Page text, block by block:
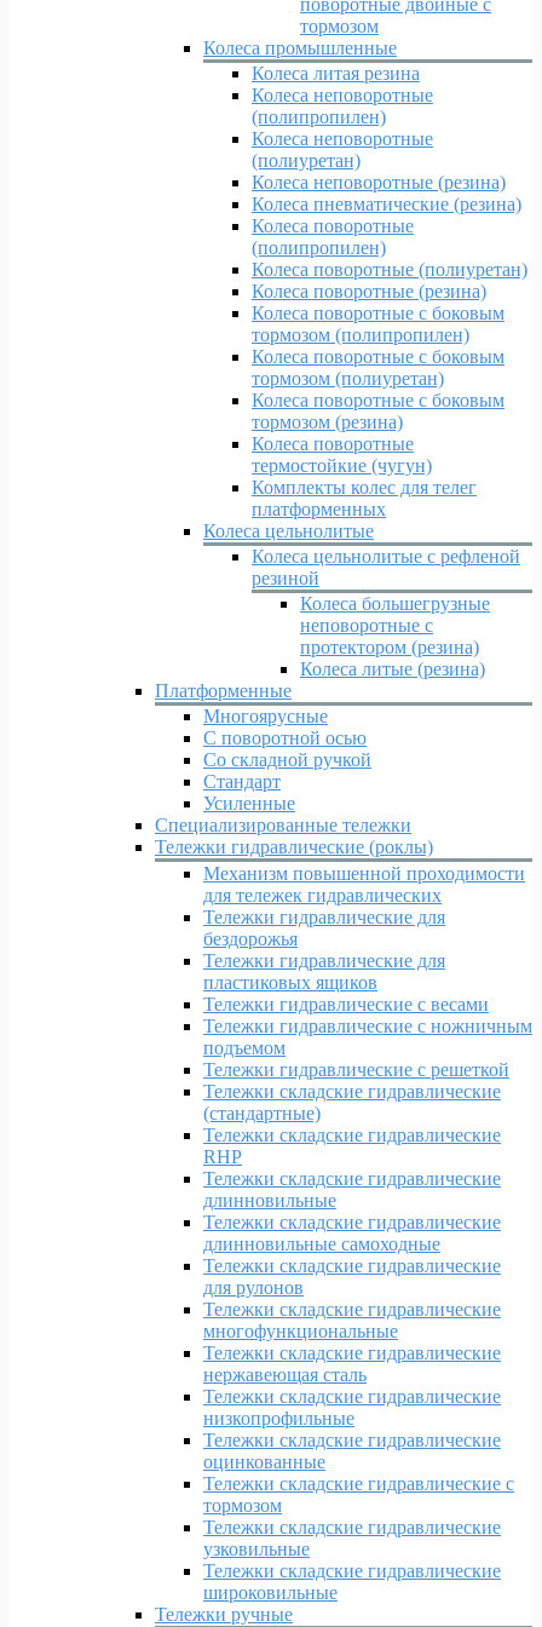
тормозом
Колеса промышленные
Колеса литая резина
Колеса неповоротные
(полипропилен)
Колеса неповоротные
(полиуретан)
Колеса неповоротные (резина)
Колеса пневматические (резина)
Колеса поворотные
(полипропилен)
Колеса поворотные (полиуретан)
Колеса поворотные (резина)
Колеса поворотные c боковым
тормозом (полипропилен)
Колеса поворотные c боковым
тормозом (полиуретан)
Колеса поворотные c боковым
тормозом (резина)
Колеса поворотные
термостойкие (чугун)
Комплекты колес для телег
платформенных
Колеса цельнолитые
Колеса цельнолитые с рефленой
резиной
Колеса большегрузные
неповоротные с
протектором (резина)
Колеса литые (резина)
Платформенные
Многоярусные
С поворотной осью
Со складной ручкой
Стандарт
Усиленные
Специализированные тележки
Тележки гидравлические (роклы)
Механизм повышенной проходимости
для тележек гидравлических
Тележки гидравлические для
бездорожья
Тележки гидравлические для
пластиковых ящиков
Тележки гидравлические с весами
Тележки гидравлические с ножничным
подъемом
Тележки гидравлические с решеткой
Тележки складские гидравлические
(стандартные)
Тележки складские гидравлические
RHP
Тележки складские гидравлические
длинновильные
Тележки складские гидравлические
длинновильные самоходные
Тележки складские гидравлические
для рулонов
Тележки складские гидравлические
многофункциональные
Тележки складские гидравлические
нержавеющая сталь
Тележки складские гидравлические
низкопрофильные
Тележки складские гидравлические
оцинкованные
Тележки складские гидравлические с
тормозом
Тележки складские гидравлические
узковильные
Тележки складские гидравлические
широковильные
Тележки ручные